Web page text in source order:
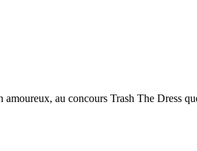
au concours Trash The Dress